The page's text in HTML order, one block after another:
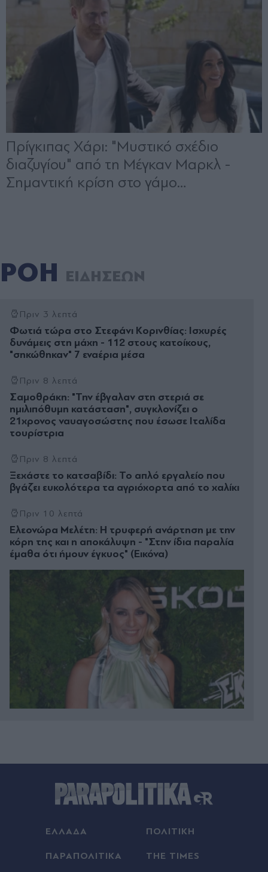
ΡΟΗ ΕΙΔΗΣΕΩΝ
Πριν 3 λεπτά
Φωτιά τώρα στο Στεφάνι Κορινθίας: Ισχυρές
δυνάμεις στη μάχη - 112 στους κατοίκους,
"σηκώθηκαν" 7 εναέρια μέσα
Πριν 8 λεπτά
Σαμοθράκη: "Την έβγαλαν στη στεριά σε
ημιλιπόθυμη κατάσταση", συγκλονίζει ο
21χρονος ναυαγοσώστης που έσωσε Ιταλίδα
τουρίστρια
Πριν 8 λεπτά
Ξεχάστε το κατσαβίδι: Το απλό εργαλείο που
βγάζει ευκολότερα τα αγριόχορτα από το χαλίκι
Πριν 10 λεπτά
Ελεονώρα Μελέτη: Η τρυφερή ανάρτηση με την
κόρη της και η αποκάλυψη - "Στην ίδια παραλία
έμαθα ότι ήμουν έγκυος" (Εικόνα)
Πριν 13 λεπτά
Ολυμπιακός: Η συμφωνία του Βαγγέλη Μαρινάκη
ΕΛΛΑΔΑ ΠΟΛΙΤΙΚΗ
ΠΑΡΑΠΟΛΙΤΙΚΑ THE TIMES